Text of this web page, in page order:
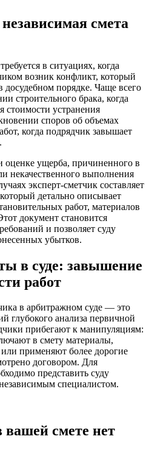
смета
в ситуациях, когда
возник конфликт, который
досудебном порядке. Чаще всего
строительного брака, когда
стоимости устранения
споров об объемах
когда подрядчик завышает
оценке ущерба, причиненного в
некачественного выполнения
эксперт-сметчик составляет
детально описывает
работ, материалов
документ становится
и позволяет суду
убытков.
в суде: завышение
работ
в арбитражном суде — это
глубокого анализа первичной
прибегают к манипуляциям:
в смету материалы,
применяют более дорогие
договором. Для
представить суду
специалистом.
смете нет